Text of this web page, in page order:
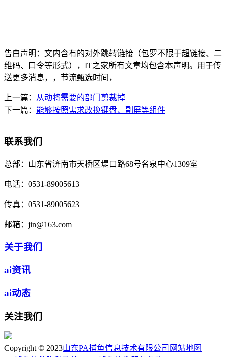
告白声明：文内含有的对外跳转链接（包罗不限于超链接、二
维码、口令等形式），IT之家所有文章均包含本声明。用于传
送更多消息，，节流甄选时间，
上一篇： 从动将需要的部门剪裁掉
下一篇： 能够按照需求改换键盘、副屏等组件
联系我们
总部： 山东省济南市天桥区堤口路68号名泉中心1309室
电话： 0531-89005613
传真： 0531-89005623
邮箱： jin@163.com
关于我们
ai资讯
ai动态
关注我们
Copyright © 2023山东PA捕鱼信息技术有限公司 网站地图